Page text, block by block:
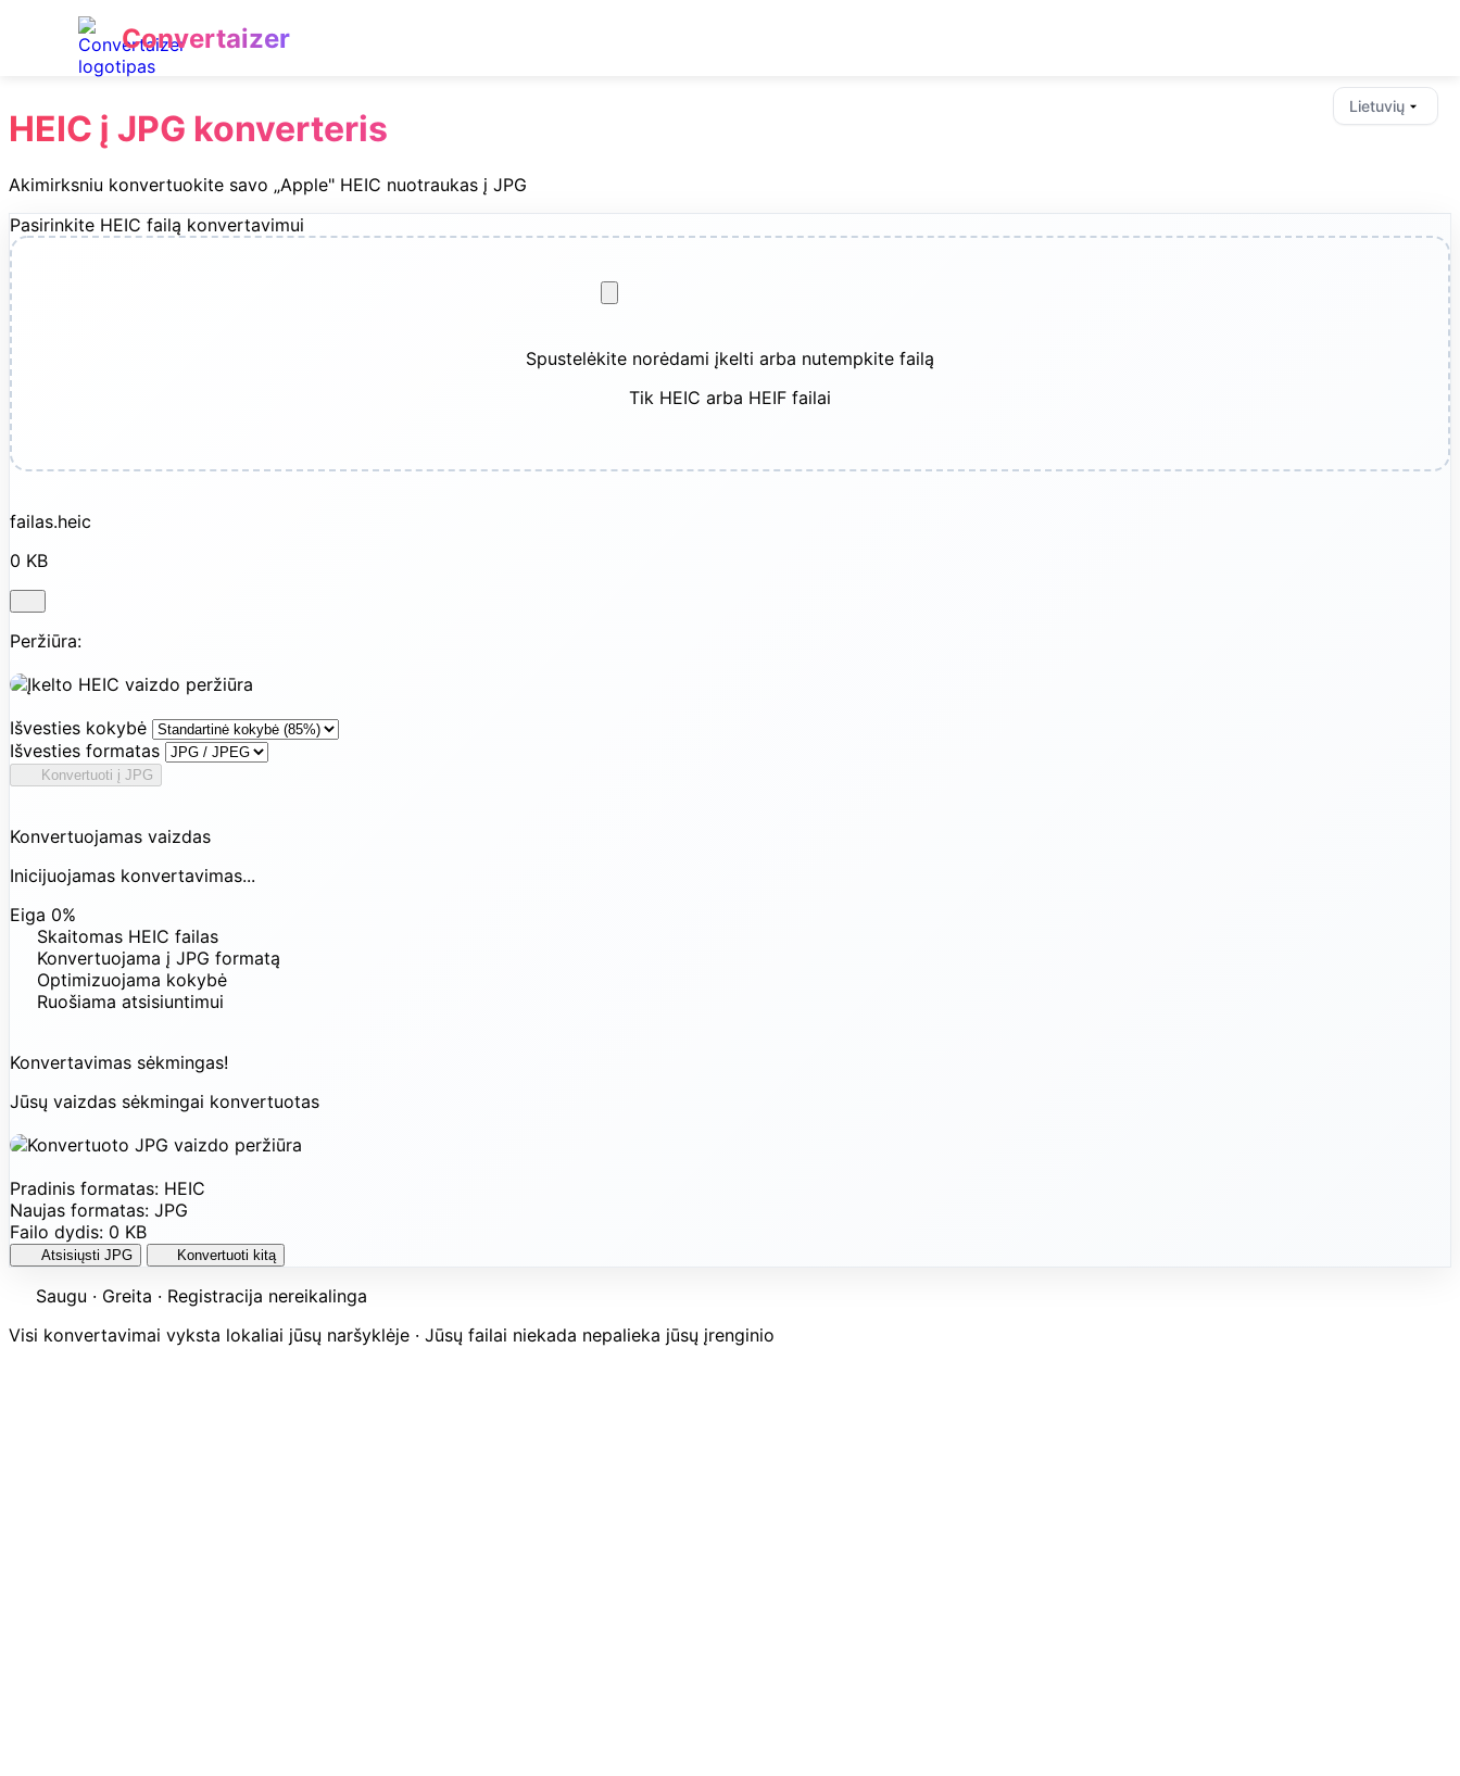
Convertaizer
Lietuvių
HEIC į JPG konverteris
Akimirksniu konvertuokite savo „Apple" HEIC nuotraukas į JPG
Pasirinkite HEIC failą konvertavimui
Spustelėkite norėdami įkelti arba nutempkite failą
Tik HEIC arba HEIF failai
failas.heic
0 KB
Peržiūra:
Išvesties kokybė
Išvesties formatas
Konvertuoti į JPG
Konvertuojamas vaizdas
Inicijuojamas konvertavimas...
Eiga 0%
Skaitomas HEIC failas
Konvertuojama į JPG formatą
Optimizuojama kokybė
Ruošiama atsisiuntimui
Konvertavimas sėkmingas!
Jūsų vaizdas sėkmingai konvertuotas
Pradinis formatas: HEIC
Naujas formatas: JPG
Failo dydis: 0 KB
Atsisiųsti JPG Konvertuoti kitą
Saugu · Greita · Registracija nereikalinga
Visi konvertavimai vyksta lokaliai jūsų naršyklėje · Jūsų failai niekada nepalieka jūsų įrenginio